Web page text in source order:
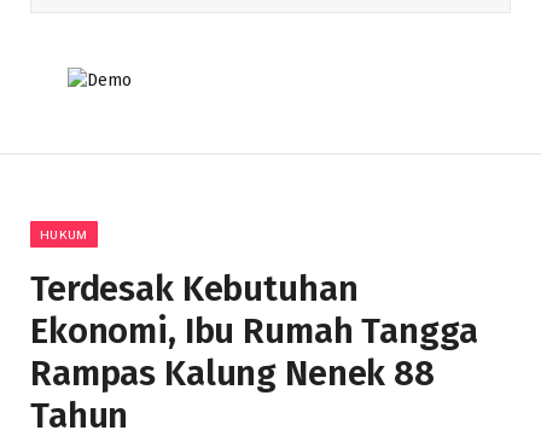
HUKUM
Terdesak Kebutuhan
Ekonomi, Ibu Rumah Tangga
Rampas Kalung Nenek 88
Tahun